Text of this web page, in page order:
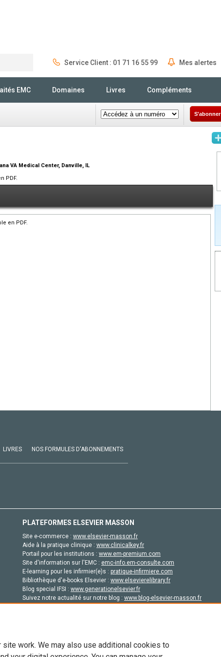
Service Client : 01 71 16 55 99 Mes alertes
EMC Domaines Livres Compléments
S'abonner
VA Medical Center, Danville, IL
PDF.
en PDF.
LIVRES NOS FORMULES D'ABONNEMENTS
PLATEFORMES ELSEVIER MASSON
Site e-commerce : www.elsevier-masson.fr
Aide à la pratique clinique : www.clinicalkey.fr
Portail pour les institutions : www.em-premium.com
Site d'information sur l'EMC : emc-info.em-consulte.com
E-learning pour les infirmier(e)s : pratique-infirmiere.com
Bibliothèque d'e-books Elsevier : www.elsevierelibrary.fr
Blog special IFSI : www.generationelsevier.fr
Suivez notre actualité sur notre blog : www.blog-elsevier-masson.fr
work. We may also use additional cookies to